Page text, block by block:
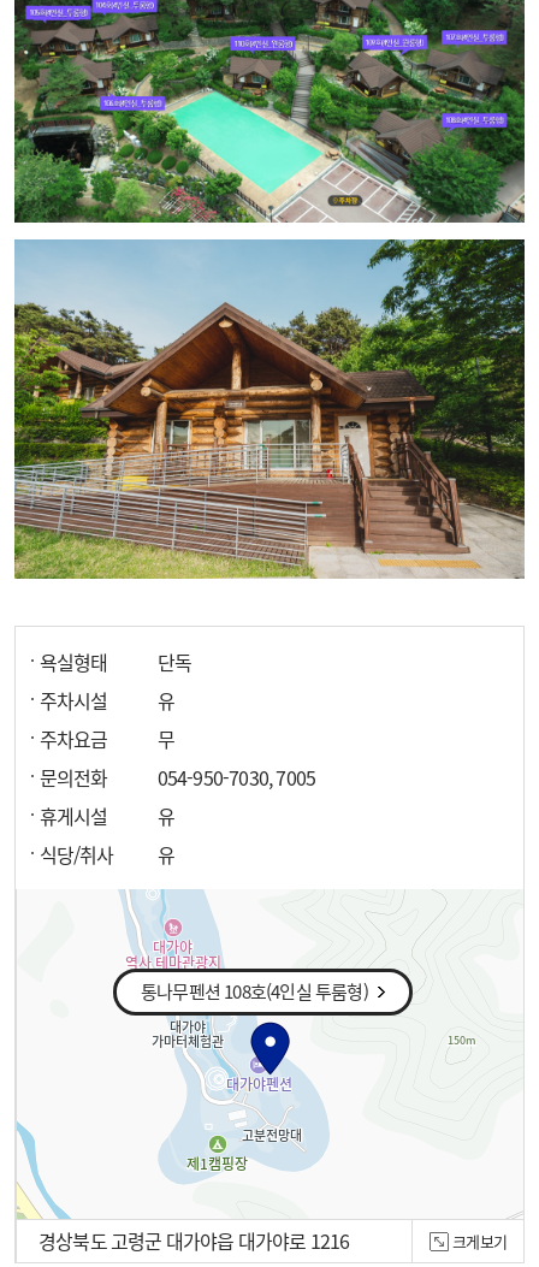
욕실형태
단독
주차시설
유
주차요금
무
문의전화
054-950-7030, 7005
휴게시설
유
식당/취사
유
통나무펜션 108호(4인실 투룸형)
100m
경상북도 고령군 대가야읍 대가야로 1216 크게보기